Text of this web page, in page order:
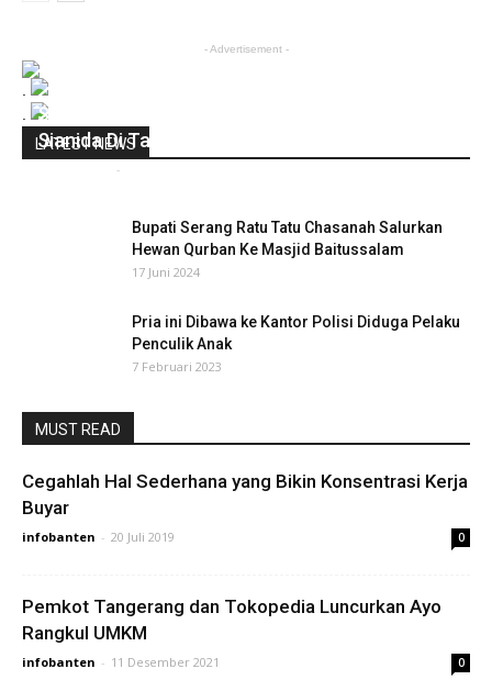
- Advertisement -
LATEST NEWS
Satgas Peti Temukan Dugaan Penggunaan
Sianida Di Tambang Ilegal
-
Bupati Serang Ratu Tatu Chasanah Salurkan
Hewan Qurban Ke Masjid Baitussalam
17 Juni 2024
Pria ini Dibawa ke Kantor Polisi Diduga Pelaku
Penculik Anak
7 Februari 2023
MUST READ
Cegahlah Hal Sederhana yang Bikin Konsentrasi Kerja
Buyar
infobanten - 20 Juli 2019 0
Pemkot Tangerang dan Tokopedia Luncurkan Ayo
Rangkul UMKM
infobanten - 11 Desember 2021 0